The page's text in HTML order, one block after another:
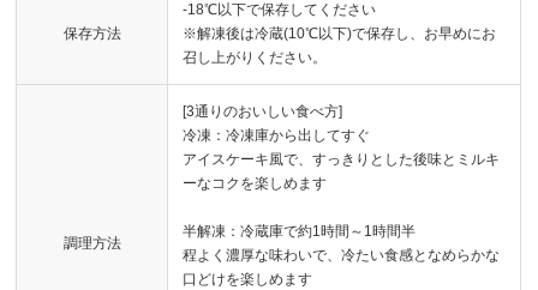
保存方法
-18℃以下で保存してください
※解凍後は冷蔵(10℃以下)で保存し、お早めにお
召し上がりください。
調理方法
[3通りのおいしい食べ方]
冷凍：冷凍庫から出してすぐ
アイスケーキ風で、すっきりとした後味とミルキ
ーなコクを楽しめます
半解凍：冷蔵庫で約1時間～1時間半
程よく濃厚な味わいで、冷たい食感となめらかな
口どけを楽しめます